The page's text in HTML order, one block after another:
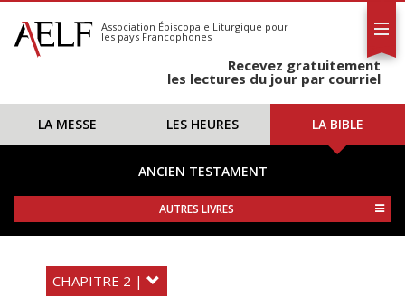
S'abonner
Calendrier
Association Épiscopale Liturgique pour
les pays Francophones
Recevez gratuitement
les lectures du jour par courriel
LA MESSE LES HEURES LA BIBLE
ANCIEN TESTAMENT
AUTRES LIVRES
CHAPITRE 2 |